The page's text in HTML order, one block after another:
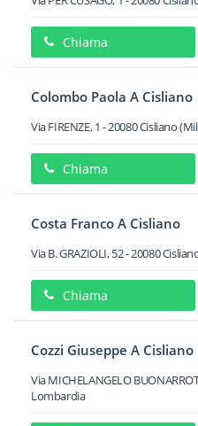
Chiama
Colombo Paola A Cisliano
Via FIRENZE, 1 -20080Cisliano
Chiama
Costa Franco A Cisliano
Via B. GRAZIOLI, 52-20080
Chiama
Cozzi Giuseppe A Cisliano
Via MICHELANGELO
Lombardia